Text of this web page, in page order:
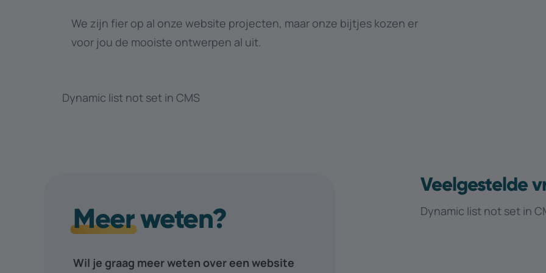
We zijn fier op al onze website projecten, maar onze bijtjes kozen er
voor jou de mooiste ontwerpen al uit.
Dynamic list not set in CMS
Meerweten?
Wil je graag meer weten over een website
Veelgestelde
Dynamic list not set in